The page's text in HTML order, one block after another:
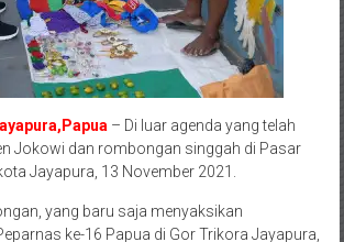
– Di luar agenda yang telah
Jokowi dan rombongan singgah di Pasar
Jayapura, 13 November 2021.
yang baru saja menyaksikan
ke-16 Papua di Gor Trikora Jayapura,